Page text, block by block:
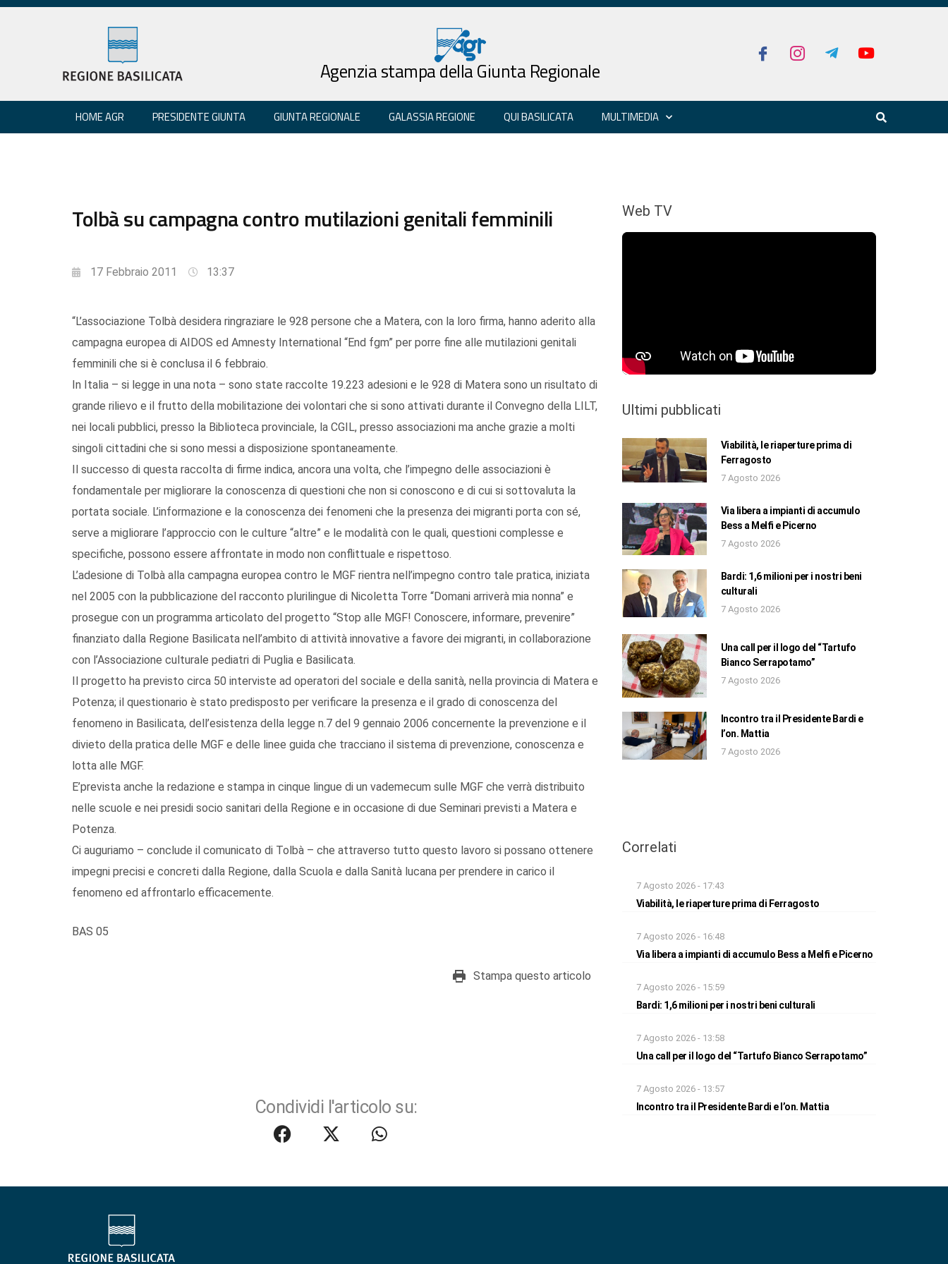
Agenzia stampa della Giunta Regionale
HOME AGR PRESIDENTE GIUNTA GIUNTA REGIONALE GALASSIA REGIONE QUI BASILICATA MULTIMEDIA
Tolbà su campagna contro mutilazioni genitali femminili
17 Febbraio 2011 13:37
“L’associazione Tolbà desidera ringraziare le 928 persone che a Matera, con la loro firma, hanno aderito alla
campagna europea di AIDOS ed Amnesty International “End fgm” per porre fine alle mutilazioni genitali
femminili che si è conclusa il 6 febbraio.
In Italia – si legge in una nota – sono state raccolte 19.223 adesioni e le 928 di Matera sono un risultato di
grande rilievo e il frutto della mobilitazione dei volontari che si sono attivati durante il Convegno della LILT,
nei locali pubblici, presso la Biblioteca provinciale, la CGIL, presso associazioni ma anche grazie a molti
singoli cittadini che si sono messi a disposizione spontaneamente.
Il successo di questa raccolta di firme indica, ancora una volta, che l’impegno delle associazioni è
fondamentale per migliorare la conoscenza di questioni che non si conoscono e di cui si sottovaluta la
portata sociale. L’informazione e la conoscenza dei fenomeni che la presenza dei migranti porta con sé,
serve a migliorare l’approccio con le culture “altre” e le modalità con le quali, questioni complesse e
specifiche, possono essere affrontate in modo non conflittuale e rispettoso.
L’adesione di Tolbà alla campagna europea contro le MGF rientra nell’impegno contro tale pratica, iniziata
nel 2005 con la pubblicazione del racconto plurilingue di Nicoletta Torre “Domani arriverà mia nonna” e
prosegue con un programma articolato del progetto “Stop alle MGF! Conoscere, informare, prevenire”
finanziato dalla Regione Basilicata nell’ambito di attività innovative a favore dei migranti, in collaborazione
con l’Associazione culturale pediatri di Puglia e Basilicata.
Il progetto ha previsto circa 50 interviste ad operatori del sociale e della sanità, nella provincia di Matera e
Potenza; il questionario è stato predisposto per verificare la presenza e il grado di conoscenza del
fenomeno in Basilicata, dell’esistenza della legge n.7 del 9 gennaio 2006 concernente la prevenzione e il
divieto della pratica delle MGF e delle linee guida che tracciano il sistema di prevenzione, conoscenza e
lotta alle MGF.
E’prevista anche la redazione e stampa in cinque lingue di un vademecum sulle MGF che verrà distribuito
nelle scuole e nei presidi socio sanitari della Regione e in occasione di due Seminari previsti a Matera e
Potenza.
Ci auguriamo – conclude il comunicato di Tolbà – che attraverso tutto questo lavoro si possano ottenere
impegni precisi e concreti dalla Regione, dalla Scuola e dalla Sanità lucana per prendere in carico il
fenomeno ed affrontarlo efficacemente.
BAS 05
Stampa questo articolo
Condividi l'articolo su:
Web TV
Ultimi pubblicati
Viabilità, le riaperture prima di
Ferragosto
7 Agosto 2026
Via libera a impianti di accumulo
Bess a Melfi e Picerno
7 Agosto 2026
Bardi: 1,6 milioni per i nostri beni
culturali
7 Agosto 2026
Una call per il logo del “Tartufo
Bianco Serrapotamo”
7 Agosto 2026
Incontro tra il Presidente Bardi e
l’on. Mattia
7 Agosto 2026
Correlati
7 Agosto 2026 - 17:43
Viabilità, le riaperture prima di Ferragosto
7 Agosto 2026 - 16:48
Via libera a impianti di accumulo Bess a Melfi e Picerno
7 Agosto 2026 - 15:59
Bardi: 1,6 milioni per i nostri beni culturali
7 Agosto 2026 - 13:58
Una call per il logo del “Tartufo Bianco Serrapotamo”
7 Agosto 2026 - 13:57
Incontro tra il Presidente Bardi e l’on. Mattia